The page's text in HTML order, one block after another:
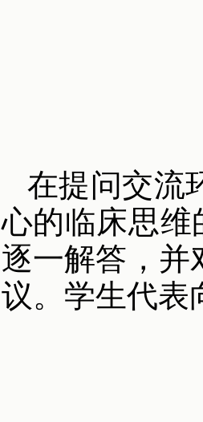
在提问交流
心的临床思维
逐一解答，并
议。学生代表